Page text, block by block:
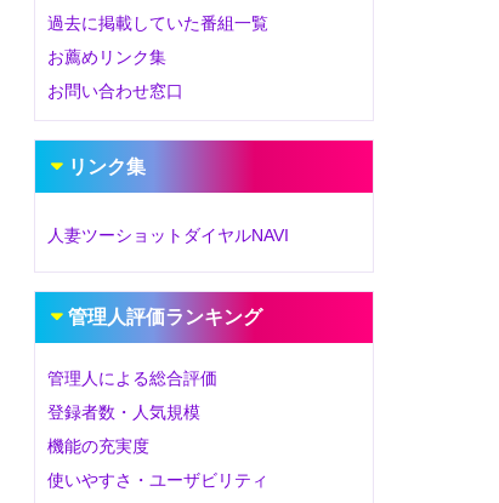
過去に掲載していた番組一覧
お薦めリンク集
お問い合わせ窓口
リンク集
人妻ツーショットダイヤルNAVI
管理人評価ランキング
管理人による総合評価
登録者数・人気規模
機能の充実度
使いやすさ・ユーザビリティ